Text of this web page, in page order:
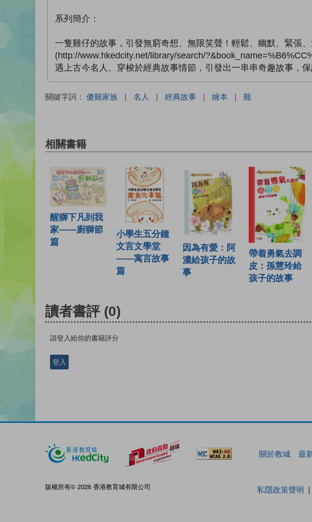
系列簡介：
一隻雞仔的故事，引發無窮奇想、無限笑聲！輕鬆、幽默、緊張
(http://www.hkedcity.net/library/search/
遇上古今名人、穿梭於經典故事情節，引發出一串串奇趣故事，
關鍵字詞： 傻雞家族 | 名人 | 經典故事 | 繪本 | 雞
相關書籍
醒獅下凡到我
家——廚獅節
篇
小學生五分鐘
文言文學堂
——寓言故事
篇
因為有愛：阿
濃給孩子的故
事
帶着勇氣去調
皮：孫慧玲給
孩子的故事
讀者書評 (0)
請登入給你的書籍評分
登入
關於教城 最
版權所有© 2026 香港教育城有限公司 私隱政策聲明